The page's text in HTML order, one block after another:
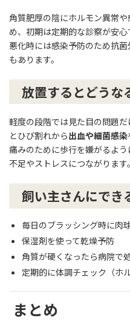
角質肥厚の陰にホルモン異常
め、初期は定期的な診察が安心
悪化時には感染予防のため抗
もあります。
放置するとどうな
軽度の段階では見た目の問題
とひび割れから出血や細菌感染
痛みのために歩行を嫌がるよ
不足やストレスにつながります。
飼い主さんにでき
毎日のブラッシング時に肉
保湿剤を使って乾燥予防
角質が硬くなったら病院で
定期的に体調チェック（ホ
まとめ